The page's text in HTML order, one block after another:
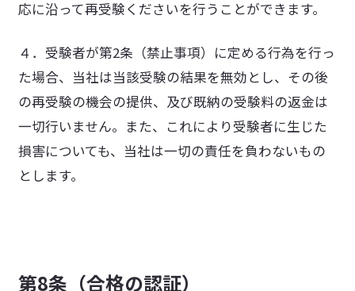
応に沿って再受験くださいを行うことができます。
４．受験者が第2条（禁止事項）に定める行為を行っ
た場合、当社は当該受験の結果を無効とし、その後
の再受験の機会の提供、及び既納の受験料の返金は
一切行いません。また、これにより受験者に生じた
損害についても、当社は一切の責任を負わないもの
とします。
第8条（合格の認証）